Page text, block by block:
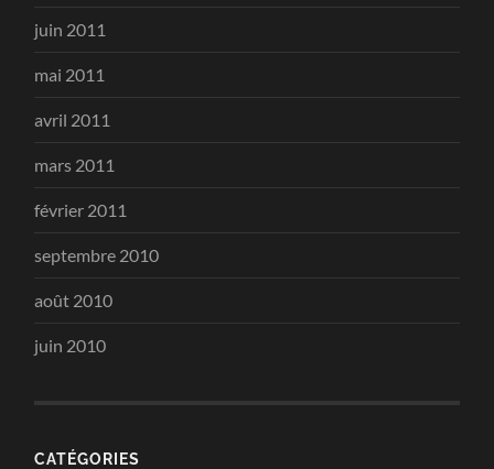
juin 2011
mai 2011
avril 2011
mars 2011
février 2011
septembre 2010
août 2010
juin 2010
CATÉGORIES